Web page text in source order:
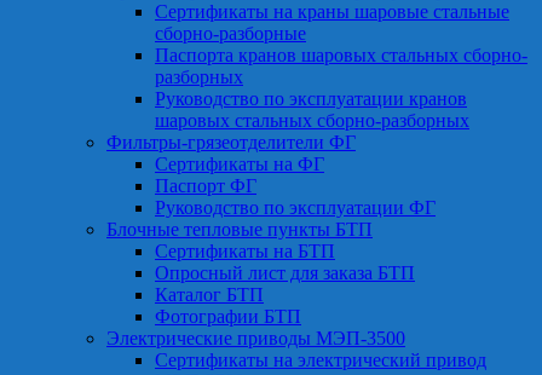
Сертификаты на краны шаровые стальные
сборно-разборные
Паспорта кранов шаровых стальных сборно-
разборных
Руководство по эксплуатации кранов
шаровых стальных сборно-разборных
Фильтры-грязеотделители ФГ
Сертификаты на ФГ
Паспорт ФГ
Руководство по эксплуатации ФГ
Блочные тепловые пункты БТП
Сертификаты на БТП
Опросный лист для заказа БТП
Каталог БТП
Фотографии БТП
Электрические приводы МЭП-3500
Сертификаты на электрический привод